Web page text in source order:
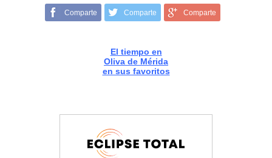
Comparte Comparte Comparte
El tiempo en
Oliva de Mérida
en sus favoritos